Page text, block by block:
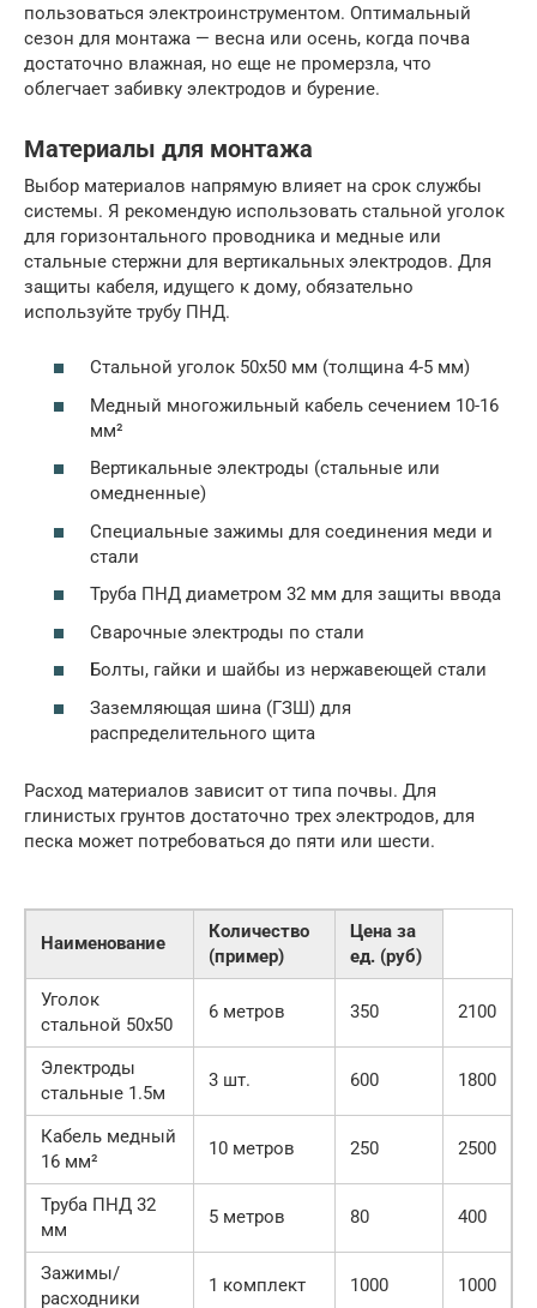
пользоваться электроинструментом. Оптимальный
сезон для монтажа — весна или осень, когда почва
достаточно влажная, но еще не промерзла, что
облегчает забивку электродов и бурение.
Материалы для монтажа
Выбор материалов напрямую влияет на срок службы
системы. Я рекомендую использовать стальной уголок
для горизонтального проводника и медные или
стальные стержни для вертикальных электродов. Для
защиты кабеля, идущего к дому, обязательно
используйте трубу ПНД.
Стальной уголок 50х50 мм (толщина 4-5 мм)
Медный многожильный кабель сечением 10-16
мм²
Вертикальные электроды (стальные или
омедненные)
Специальные зажимы для соединения меди и
стали
Труба ПНД диаметром 32 мм для защиты ввода
Сварочные электроды по стали
Болты, гайки и шайбы из нержавеющей стали
Заземляющая шина (ГЗШ) для
распределительного щита
Расход материалов зависит от типа почвы. Для
глинистых грунтов достаточно трех электродов, для
песка может потребоваться до пяти или шести.
Наименование
Количество
(пример)
Цена за
ед. (руб)
Уголок
стальной 50х50
6 метров 350 2100
Электроды
стальные 1.5м
3 шт. 600 1800
Кабель медный
16 мм²
10 метров 250 2500
Труба ПНД 32
мм
5 метров 80 400
Зажимы/
расходники
1 комплект 1000 1000